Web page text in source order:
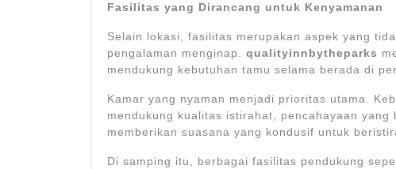
Fasilitas yang Dirancang untuk Kenyamanan
Selain lokasi, fasilitas merupakan aspek yang
pengalaman menginap. qualityinnbytheparks
mendukung kebutuhan tamu selama berada di
Kamar yang nyaman menjadi prioritas utama.
mendukung kualitas istirahat, pencahayaan
memberikan suasana yang kondusif untuk
Di samping itu, berbagai fasilitas pendukung